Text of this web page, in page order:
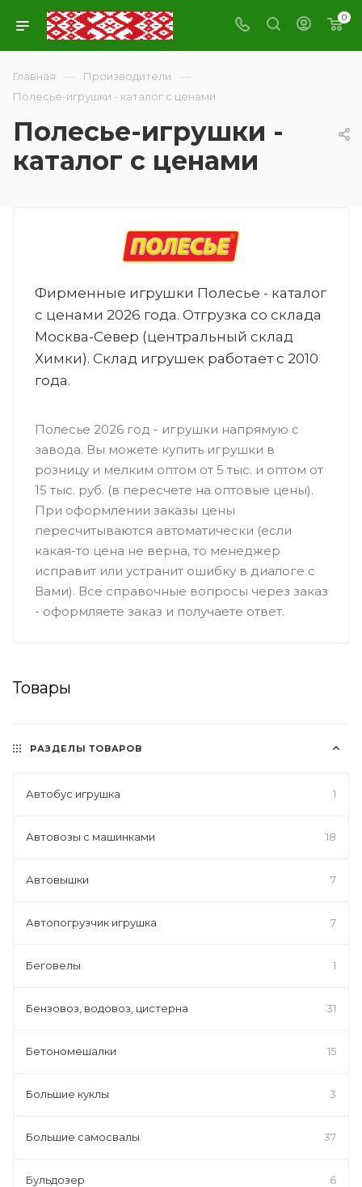
0
Главная — Производители —
Полесье-игрушки - каталог с ценами
Полесье-игрушки -
каталог с ценами
Фирменные игрушки Полесье - каталог
с ценами 2026 года. Отгрузка со склада
Москва-Север (центральный склад
Химки). Склад игрушек работает с 2010
года.
Полесье 2026 год - игрушки напрямую с
завода. Вы можете купить игрушки в
розницу и мелким оптом от 5 тыс. и оптом от
15 тыс. руб. (в пересчете на оптовые цены).
При оформлении заказы цены
пересчитываются автоматически (если
какая-то цена не верна, то менеджер
исправит или устранит ошибку в диалоге с
Вами). Все справочные вопросы через заказ
- оформляете заказ и получаете ответ.
Товары
РАЗДЕЛЫ ТОВАРОВ
Автобус игрушка 1
Автовозы с машинками 18
Автовышки 7
Автопогрузчик игрушка 7
Беговелы 1
Бензовоз, водовоз, цистерна 31
Бетономешалки 15
Большие куклы 3
Большие самосвалы 37
Бульдозер 6